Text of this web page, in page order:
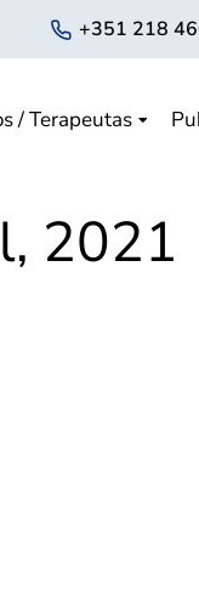
+351 218
/ Terapeutas
2021